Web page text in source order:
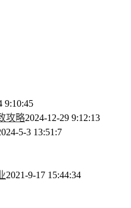
9:10:45
攻略2024-12-29 9:12:13
5-3 13:51:7
2021-9-17 15:44:34